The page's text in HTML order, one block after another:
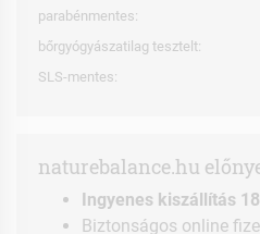
parabénmentes:
bőrgyógyászatilag tesztelt:
SLS-mentes:
naturebalance.hu
Ingyenes kiszállítás
Biztonságos online